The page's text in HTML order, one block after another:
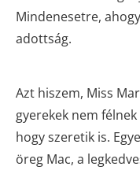
Mindenesetre,
adottság.
Azt hiszem, Miss
gyerekek nem
hogy szeretik is.
öreg Mac, a